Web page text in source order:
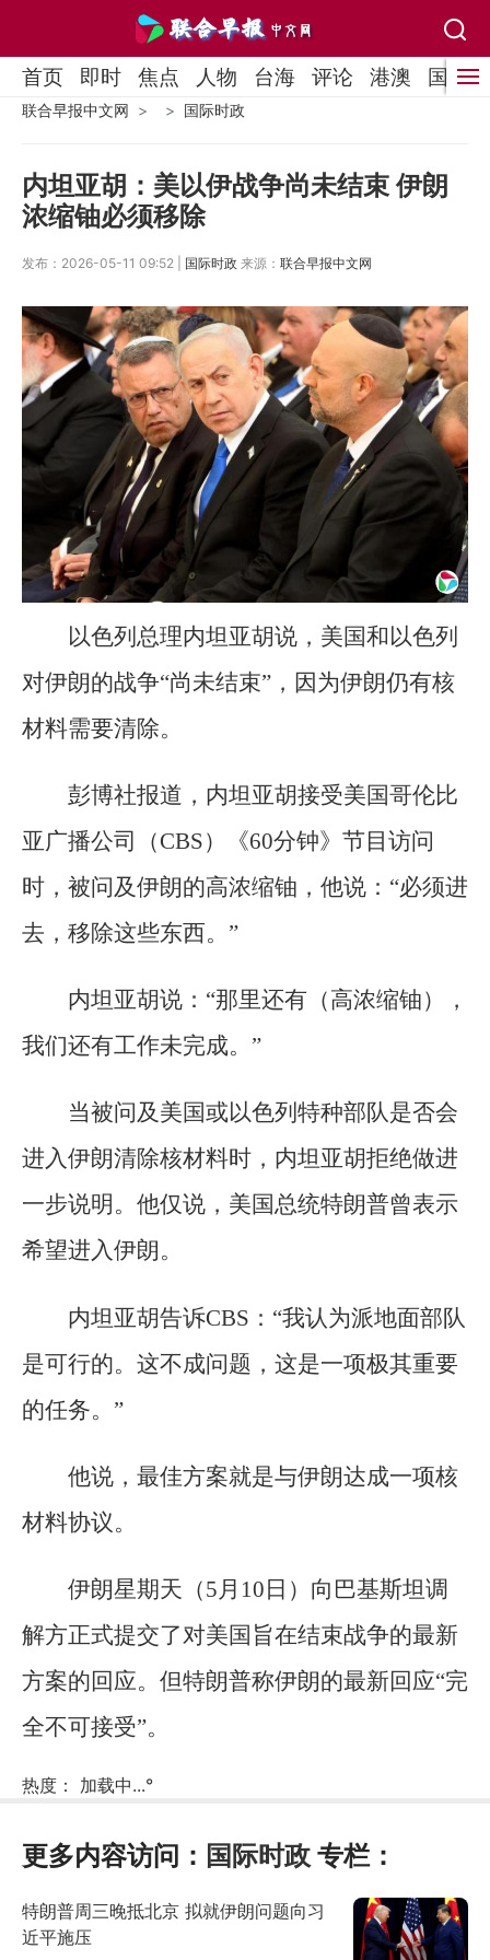
首页 即时 焦点 人物 台海 评论 港澳 国际
联合早报中文网 国际时政
内坦亚胡：美以伊战争尚未结束 伊朗
浓缩铀必须移除
发布：2026-05-11 09:52 | 国际时政 来源： 联合早报中文网
以色列总理内坦亚胡说，美国和以色列
对伊朗的战争“尚未结束”，因为伊朗仍有核
材料需要清除。
彭博社报道，内坦亚胡接受美国哥伦比
亚广播公司（CBS）《60分钟》节目访问
时，被问及伊朗的高浓缩铀，他说：“必须进
去，移除这些东西。”
内坦亚胡说：“那里还有（高浓缩铀），
我们还有工作未完成。”
当被问及美国或以色列特种部队是否会
进入伊朗清除核材料时，内坦亚胡拒绝做进
一步说明。他仅说，美国总统特朗普曾表示
希望进入伊朗。
内坦亚胡告诉CBS：“我认为派地面部队
是可行的。这不成问题，这是一项极其重要
的任务。”
他说，最佳方案就是与伊朗达成一项核
材料协议。
伊朗星期天（5月10日）向巴基斯坦调
解方正式提交了对美国旨在结束战争的最新
方案的回应。但特朗普称伊朗的最新回应“完
全不可接受”。
热度： 加载中...°
更多内容访问： 国际时政 专栏：
特朗普周三晚抵北京 拟就伊朗问题向习
近平施压